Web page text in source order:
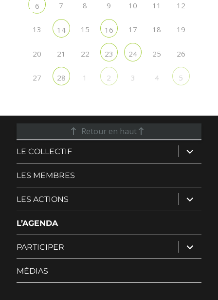
6 7 8 9 10 11 12
13 14 15 16 17 18 19
20 21 22 23 24 25 26
27 28 1 2 3 4 5
Retour en haut
LE COLLECTIF ouvrir
le
sous-
LES MEMBRES
LES ACTIONS ouvrir
le
sous-
L’AGENDA
PARTICIPER ouvrir
le
sous-
MÉDIAS